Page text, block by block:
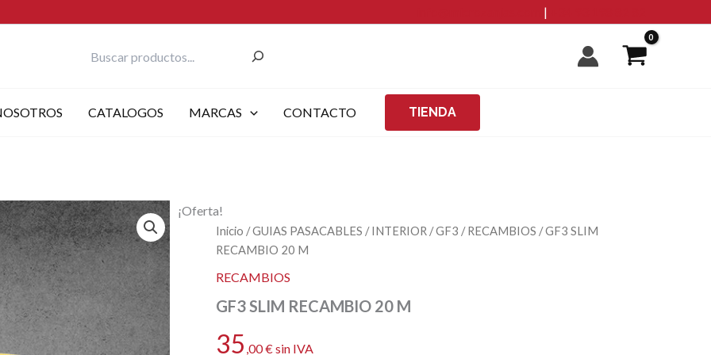
|
CATALOGOS MARCAS CONTACTO TIENDA
¡Oferta!
Inicio /GUIAS PASACABLES /INTERIOR /GF3 /RECAMBIOS / GF3 SLIM
RECAMBIO 20 M
RECAMBIOS
GF3 SLIM RECAMBIO 20 M
35 ,00€ sin IVA